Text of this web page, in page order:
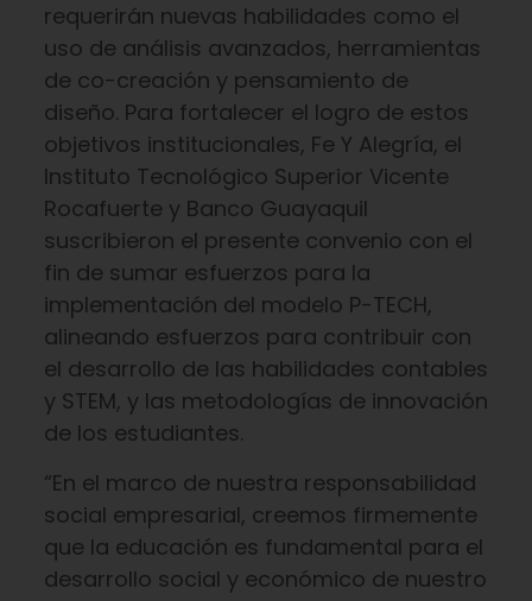
requerirán nuevas habilidades como el
uso de análisis avanzados, herramientas
de co-creación y pensamiento de
diseño. Para fortalecer el logro de estos
objetivos institucionales, Fe Y Alegría, el
Instituto Tecnológico Superior Vicente
Rocafuerte y Banco Guayaquil
suscribieron el presente convenio con el
fin de sumar esfuerzos para la
implementación del modelo P-TECH,
alineando esfuerzos para contribuir con
el desarrollo de las habilidades contables
y STEM, y las metodologías de innovación
de los estudiantes.
“En el marco de nuestra responsabilidad
social empresarial, creemos firmemente
que la educación es fundamental para el
desarrollo social y económico de nuestro